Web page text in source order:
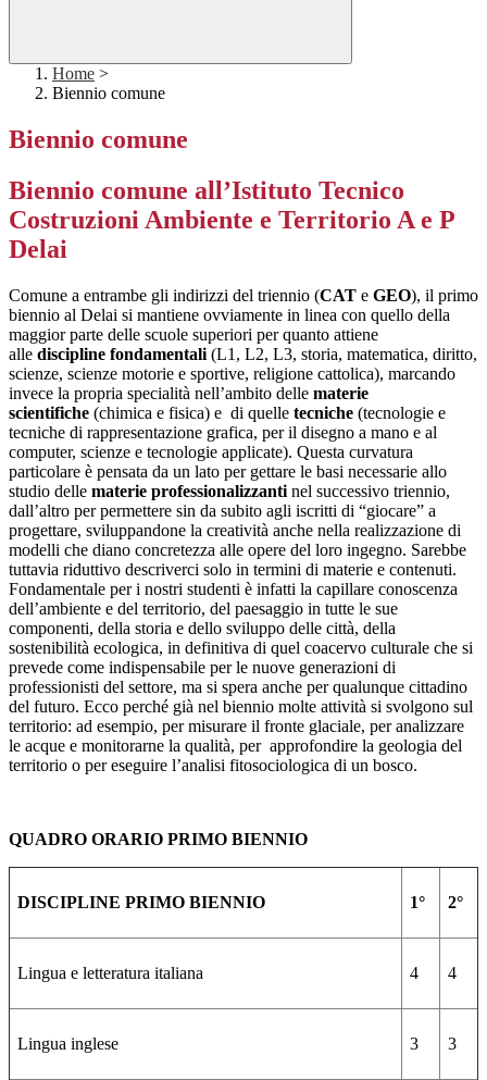
Home >
Biennio comune
Biennio comune
Biennio comune all’Istituto Tecnico
Costruzioni Ambiente e Territorio A e P
Delai
Comune a entrambe gli indirizzi del triennio (CAT e GEO), il primo
biennio al Delai si mantiene ovviamente in linea con quello della
maggior parte delle scuole superiori per quanto attiene
alle discipline fondamentali (L1, L2, L3, storia, matematica, diritto,
scienze, scienze motorie e sportive, religione cattolica), marcando
invece la propria specialità nell’ambito delle materie
scientifiche (chimica e fisica) e di quelle tecniche (tecnologie e
tecniche di rappresentazione grafica, per il disegno a mano e al
computer, scienze e tecnologie applicate). Questa curvatura
particolare è pensata da un lato per gettare le basi necessarie allo
studio delle materie professionalizzanti nel successivo triennio,
dall’altro per permettere sin da subito agli iscritti di “giocare” a
progettare, sviluppandone la creatività anche nella realizzazione di
modelli che diano concretezza alle opere del loro ingegno. Sarebbe
tuttavia riduttivo descriverci solo in termini di materie e contenuti.
Fondamentale per i nostri studenti è infatti la capillare conoscenza
dell’ambiente e del territorio, del paesaggio in tutte le sue
componenti, della storia e dello sviluppo delle città, della
sostenibilità ecologica, in definitiva di quel coacervo culturale che si
prevede come indispensabile per le nuove generazioni di
professionisti del settore, ma si spera anche per qualunque cittadino
del futuro. Ecco perché già nel biennio molte attività si svolgono sul
territorio: ad esempio, per misurare il fronte glaciale, per analizzare
le acque e monitorarne la qualità, per approfondire la geologia del
territorio o per eseguire l’analisi fitosociologica di un bosco.
QUADRO ORARIO PRIMO BIENNIO
DISCIPLINE PRIMO BIENNIO 1° 2°
Lingua e letteratura italiana 4 4
Lingua inglese 3 3